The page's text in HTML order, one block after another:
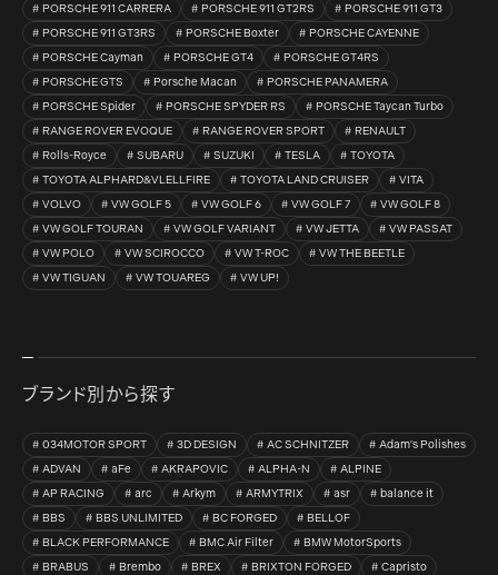
PORSCHE 911 CARRERA
PORSCHE 911 GT2RS
PORSCHE 911 GT3
PORSCHE 911 GT3RS
PORSCHE Boxter
PORSCHE CAYENNE
PORSCHE Cayman
PORSCHE GT4
PORSCHE GT4RS
PORSCHE GTS
Porsche Macan
PORSCHE PANAMERA
PORSCHE Spider
PORSCHE SPYDER RS
PORSCHE Taycan Turbo
RANGE ROVER EVOQUE
RANGE ROVER SPORT
RENAULT
Rolls-Royce
SUBARU SUZUKI TESLA
TOYOTA
TOYOTA ALPHARD&VLELLFIRE
TOYOTA LAND CRUISER
VITA
VOLVO
VW GOLF 5 VW GOLF 6 VW GOLF 7
VW GOLF 8
VW GOLF TOURAN
VW GOLF VARIANT VW JETTA
VW PASSAT
VW POLO
VW SCIROCCO VW T-ROC
VW THE BEETLE
VW TIGUAN
VW TOUAREG VW UP!
ブランド別から探す
034MOTOR SPORT 3D DESIGN AC SCHNITZER
Adam's Polishes
ADVAN
aFe AKRAPOVIC ALPHA-N
ALPINE
AP RACING
arc Arkym ARMYTRIX asr
balance it
BBS
BBS UNLIMITED BC FORGED
BELLOF
BLACK PERFORMANCE
BMC Air Filter
BMW MotorSports
BRABUS
Brembo BREX BRIXTON FORGED
Capristo